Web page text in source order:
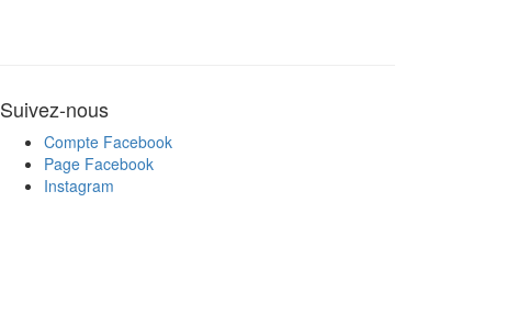
Suivez-nous
Compte Facebook
Page Facebook
Instagram